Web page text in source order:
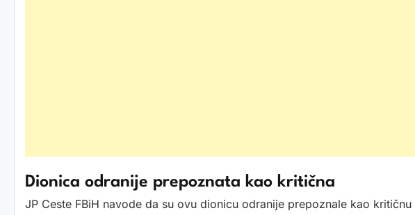
Dionica odranije prepoznata kao kritična
JP Ceste FBiH navode da su ovu dionicu odranije prepoznale kao